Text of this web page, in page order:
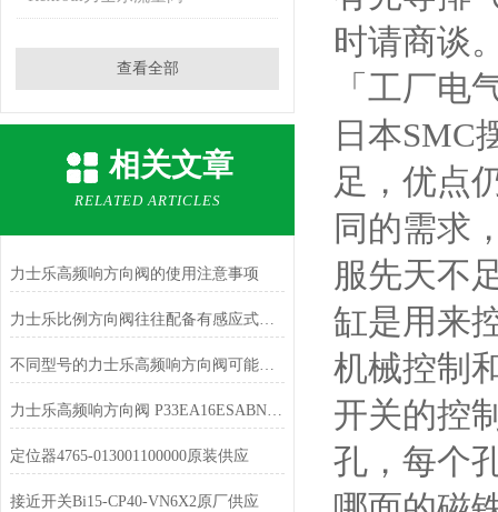
查看全部
相关文章
RELATED ARTICLES
力士乐高频响方向阀的使用注意事项
力士乐比例方向阀往往配备有感应式位置传感器
不同型号的力士乐高频响方向阀可能有一些细微的差异
力士乐高频响方向阀 P33EA16ESABNJP天津供货
定位器4765-013001100000原装供应
接近开关Bi15-CP40-VN6X2原厂供应
时请商谈
「工厂电
日本SMC
足，优点
同的需求
服先天不
缸是用来
机械控制
开关的控
孔，每个